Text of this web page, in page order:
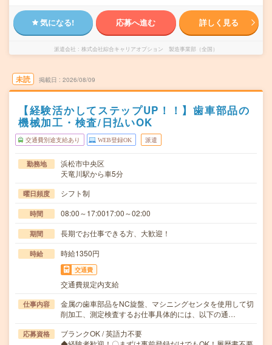
気になる! 応募へ進む 詳しく見る
派遣会社 株式会社綜合キャリアオプション 製造事業部（全国）
未読 掲載日 2026/08/09
【経験活かしてステップUP！！】歯車部品の
機械加工・検査/日払いOK
交通費別途支給あり WEB登録OK 派遣
勤務地
浜松市中央区
天竜川駅から車5分
曜日頻度 シフト制
時間 08:00～17:0017:00～02:00
期間 長期でお仕事できる方、大歓迎！
時給 時給1350円
交通費
交通費規定内支給
仕事内容
金属の歯車部品をNC旋盤、マシニングセンタを使用して切
削加工、測定検査するお仕事具体的には、以下の通…
応募資格
ブランクOK / 英語力不要